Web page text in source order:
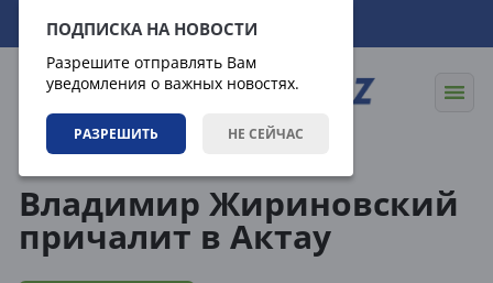
ПОДПИСКА НА НОВОСТИ
Разрешите отправлять Вам
уведомления о важных новостях.
РАЗРЕШИТЬ НЕ СЕЙЧАС
10.08.2026 15:15:24
Владимир Жириновский
причалит в Актау